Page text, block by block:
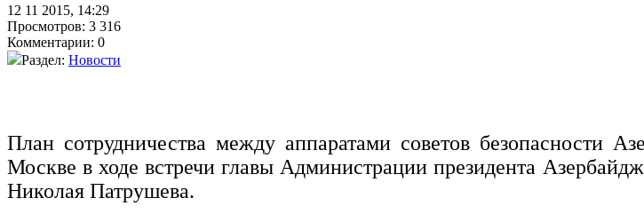
12 11 2015, 14:29
Просмотров: 3 316
Комментарии: 0
Раздел: Новости
План сотрудничества между аппаратами советов безопасности
Москве в ходе встречи главы Администрации президента
Николая Патрушева.